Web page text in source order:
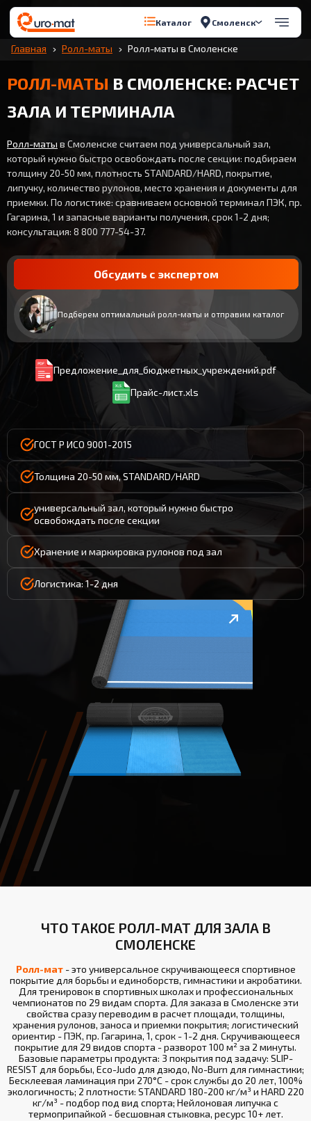
Каталог Смоленск
Главная Ролл-маты Ролл-маты в Смоленске
РОЛЛ-МАТЫ В СМОЛЕНСКЕ: РАСЧЕТ
ЗАЛА И ТЕРМИНАЛА
Ролл-маты в Смоленске считаем под универсальный зал,
который нужно быстро освобождать после секции: подбираем
толщину 20-50 мм, плотность STANDARD/HARD, покрытие,
липучку, количество рулонов, место хранения и документы для
приемки. По логистике: сравниваем основной терминал ПЭК, пр.
Гагарина, 1 и запасные варианты получения, срок 1-2 дня;
консультация: 8 800 777-54-37.
Обсудить с экспертом
Подберем оптимальный ролл-маты и отправим каталог
Предложение_для_бюджетных_учреждений.pdf
Прайс-лист.xls
ГОСТ Р ИСО 9001-2015
Толщина 20-50 мм, STANDARD/HARD
универсальный зал, который нужно быстро
освобождать после секции
Хранение и маркировка рулонов под зал
Логистика: 1-2 дня
ЧТО ТАКОЕ РОЛЛ-МАТ ДЛЯ ЗАЛА В
СМОЛЕНСКЕ
Ролл-мат- это универсальное скручивающееся спортивное
покрытие для борьбы и единоборств, гимнастики и акробатики.
Для тренировок в спортивных школах и профессиональных
чемпионатов по 29 видам спорта. Для заказа в Смоленске эти
свойства сразу переводим в расчет площади, толщины,
хранения рулонов, заноса и приемки покрытия; логистический
ориентир - ПЭК, пр. Гагарина, 1, срок - 1-2 дня. Скручивающееся
покрытие для 29 видов спорта - разворот 100 м² за 2 минуты.
Базовые параметры продукта: 3 покрытия под задачу: SLIP-
RESIST для борьбы, Eco-Judo для дзюдо, No-Burn для гимнастики;
Бесклеевая ламинация при 270°С - срок службы до 20 лет, 100%
экологичность; 2 плотности: STANDARD 180-200 кг/м³ и HARD 220
кг/м³ - подбор под вид спорта; Нейлоновая липучка с
термоприпайкой - бесшовная стыковка, ресурс 10+ лет.